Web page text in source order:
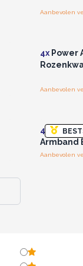
4xPower
Aanbevolen
4x
Armband
Aanbevolen